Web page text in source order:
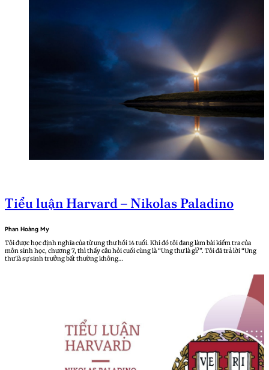
Tiểu luận Harvard – Nikolas Paladino
Phan Hoàng My
Tôi được học định nghĩa của từ ung thư hồi 14 tuổi. Khi đó tôi đang làm bài kiểm tra của
môn sinh học, chương 7, thì thấy câu hỏi cuối cùng là “Ung thư là gì?”. Tôi đã trả lời “Ung
thư là sự sinh trưởng bất thường không…